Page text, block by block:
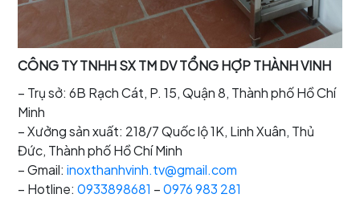
CÔNG TY TNHH SX TM DV TỔNG HỢP THÀNH VINH
– Trụ sở: 6B Rạch Cát, P. 15, Quận 8, Thành phố Hồ Chí
Minh
– Xưởng sản xuất: 218/7 Quốc lộ 1K, Linh Xuân, Thủ
Đức, Thành phố Hồ Chí Minh
– Gmail: inoxthanhvinh.tv@gmail.com
– Hotline: 0933898681 –0976 983 281